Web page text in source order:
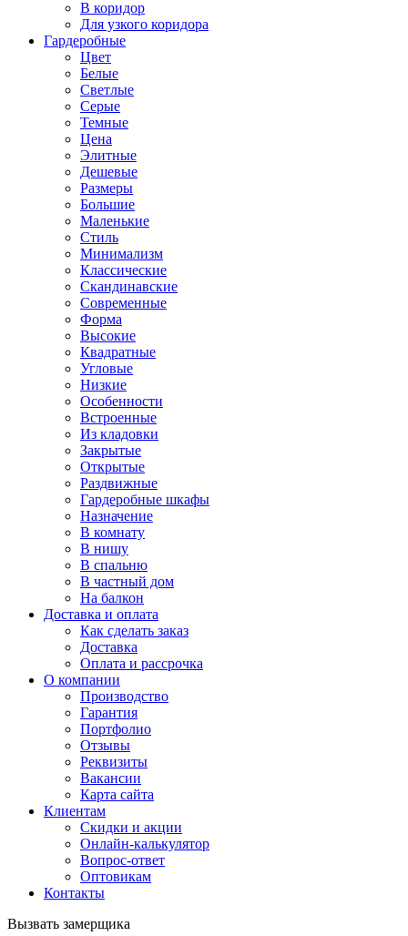
В коридор
Для узкого коридора
Гардеробные
Цвет
Белые
Светлые
Серые
Темные
Цена
Элитные
Дешевые
Размеры
Большие
Маленькие
Стиль
Минимализм
Классические
Скандинавские
Современные
Форма
Высокие
Квадратные
Угловые
Низкие
Особенности
Встроенные
Из кладовки
Закрытые
Открытые
Раздвижные
Гардеробные шкафы
Назначение
В комнату
В нишу
В спальню
В частный дом
На балкон
Доставка и оплата
Как сделать заказ
Доставка
Оплата и рассрочка
О компании
Производство
Гарантия
Портфолио
Отзывы
Реквизиты
Вакансии
Карта сайта
Клиентам
Скидки и акции
Онлайн-калькулятор
Вопрос-ответ
Оптовикам
Контакты
Вызвать замерщика